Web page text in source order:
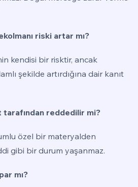
riski artar mı?
kendisi bir risktir, ancak
şekilde artırdığına dair kanıt
reddedilir mi?
özel bir materyalden
gibi bir durum yaşanmaz.
mı?